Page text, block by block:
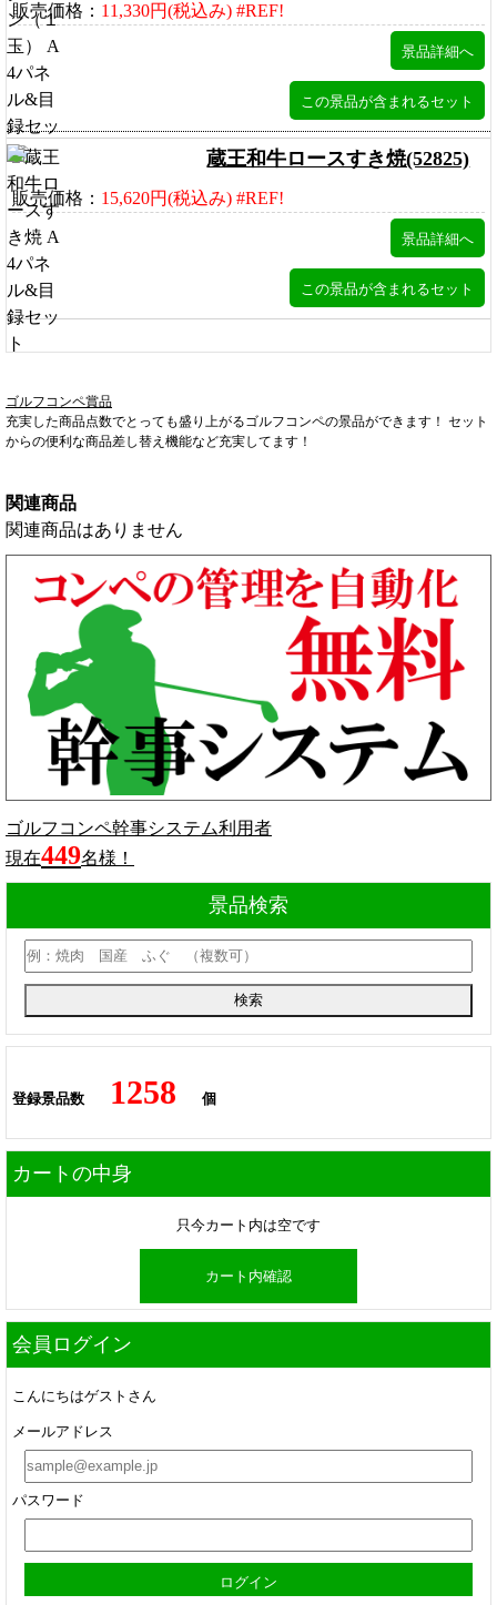
販売価格： 11,330円(税込み) #REF!
蔵王和牛ロースすき焼(52825)
販売価格： 15,620円(税込み) #REF!
ゴルフコンペ賞品
充実した商品点数でとっても盛り上がるゴルフコンペの景品ができます！ セット
からの便利な商品差し替え機能など充実してます！
関連商品
関連商品はありません
ゴルフコンペ幹事システム利用者
現在449名様！
景品検索
登録景品数 1258 個
カートの中身
只今カート内は空です
カート内確認
会員ログイン
こんにちはゲストさん
メールアドレス
パスワード